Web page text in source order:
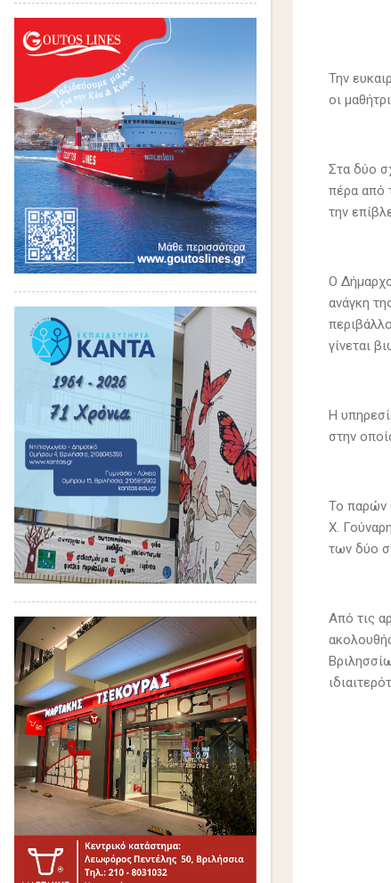
Την
οι
Στα δύο
πέρα από
την
Ο
ανάγκη
γίνεται
Η
στην
Το παρών
Χ.
των δύο
Από τις